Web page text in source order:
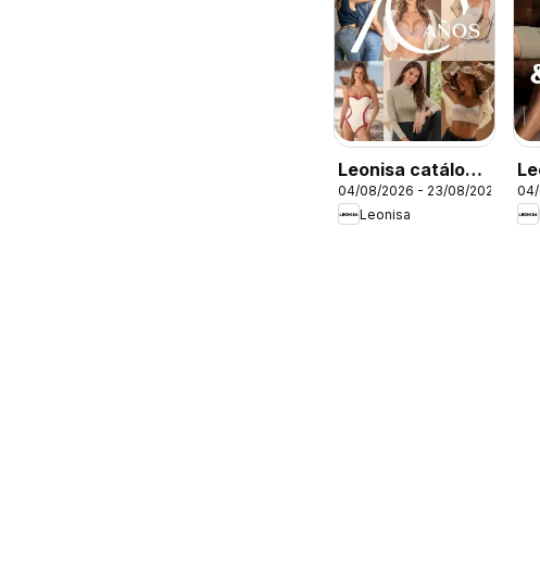
Leonisa catálogo
- Campaña 12
04/08/2026 - 23/08/2026
Leonisa